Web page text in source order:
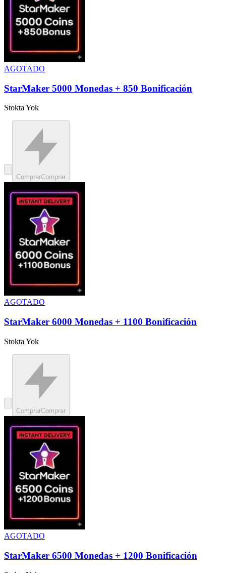
AGOTADO
StarMaker 5000 Monedas + 850 Bonificación
Stokta Yok
ComprarComprar
AGOTADO
StarMaker 6000 Monedas + 1100 Bonificación
Stokta Yok
ComprarComprar
AGOTADO
StarMaker 6500 Monedas + 1200 Bonificación